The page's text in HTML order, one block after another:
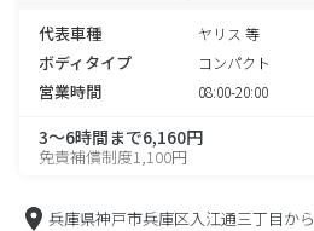
代表車種 ヤリス 等
ボディタイプ コンパクト
営業時間 08:00-20:00
3～6時間まで6,160円
免責補償制度1,100円
兵庫県神戸市兵庫区入江通三丁目から